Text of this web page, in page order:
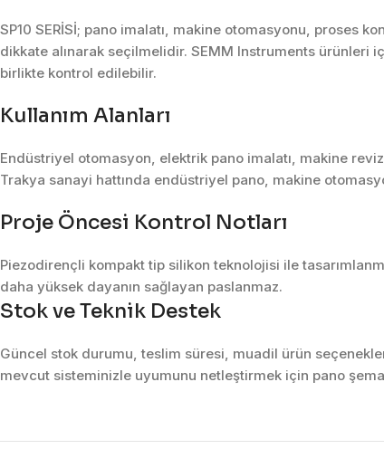
SP10 SERİSİ; pano imalatı, makine otomasyonu, proses
dikkate alınarak seçilmelidir. SEMM Instruments ürünleri
birlikte kontrol edilebilir.
Kullanım Alanları
Endüstriyel otomasyon, elektrik pano imalatı, makine
Trakya sanayi hattında endüstriyel pano, makine
Proje Öncesi Kontrol Notları
Piezodirençli kompakt tip silikon teknolojisi ile
daha yüksek dayanın sağlayan paslanmaz.
Stok ve Teknik Destek
Güncel stok durumu, teslim süresi, muadil ürün
mevcut sisteminizle uyumunu netleştirmek için pano